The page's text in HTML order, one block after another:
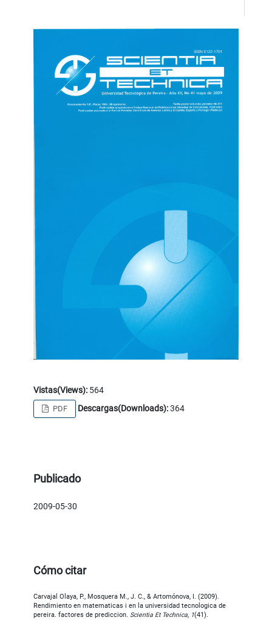
Vistas(Views): 564
PDF Descargas(Downloads):364
Publicado
2009-05-30
Cómo citar
Carvajal Olaya, P., Mosquera M., J. C., & Artomónova, I. (2009).
Rendimiento en matematicas i en la universidad tecnologica de
pereira. factores de prediccion. Scientia Et Technica, 1(41).